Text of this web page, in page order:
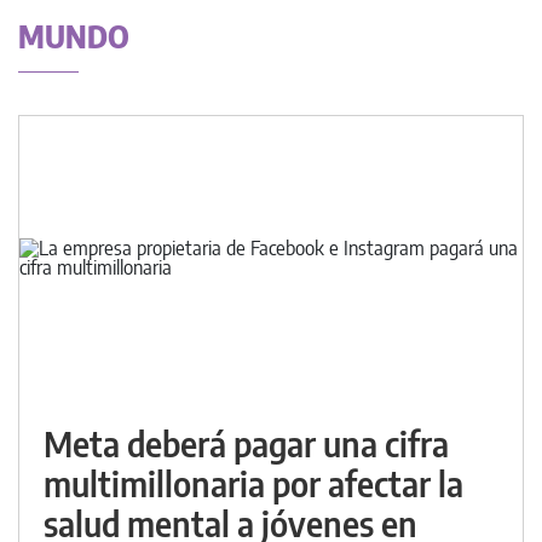
MUNDO
Meta deberá pagar una cifra
multimillonaria por afectar la
salud mental a jóvenes en